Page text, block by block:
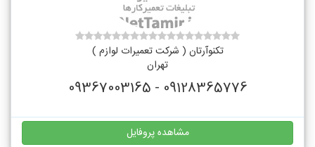
تکنوآرتان ( شرکت تعمیرات لوازم )
تهران
09128365776 - 09367003165
مشاهده پروفایل